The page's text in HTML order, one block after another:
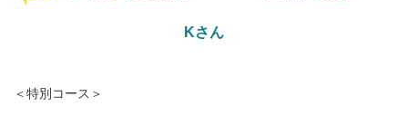
Kさん
＜特別コース＞